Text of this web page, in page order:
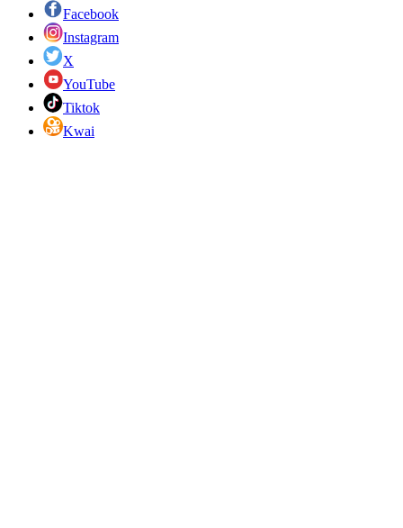
Facebook
Instagram
X
YouTube
Tiktok
Kwai